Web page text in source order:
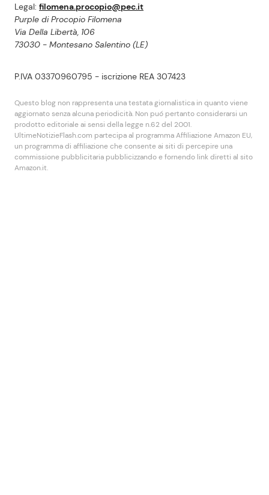
Legal: filomena.procopio@pec.it
Purple di Procopio Filomena
Via Della Libertà, 106
73030 - Montesano Salentino (LE)
P.IVA 03370960795 - iscrizione REA 307423
Questo blog non rappresenta una testata giornalistica in quanto viene
aggiornato senza alcuna periodicità. Non puó pertanto considerarsi un
prodotto editoriale ai sensi della legge n.62 del 2001.
UltimeNotizieFlash.com partecipa al programma Affiliazione Amazon EU,
un programma di affiliazione che consente ai siti di percepire una
commissione pubblicitaria pubblicizzando e fornendo link diretti al sito
Amazon.it.